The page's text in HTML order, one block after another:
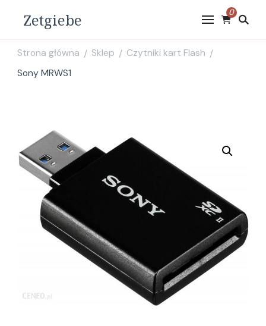
Zetgiebe 0
Strona główna / Sklep / Czytniki kart Flash /
Sony MRWS1